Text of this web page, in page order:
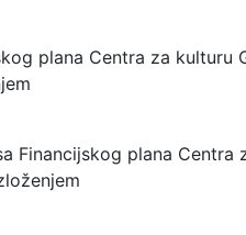
plana Centra za kulturu
Financijskog plana Centra